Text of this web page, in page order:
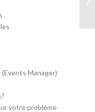
Manager)
votre problème